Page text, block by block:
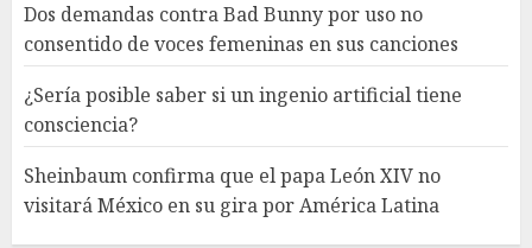
Dos demandas contra Bad Bunny por uso no
consentido de voces femeninas en sus canciones
¿Sería posible saber si un ingenio artificial tiene
consciencia?
Sheinbaum confirma que el papa León XIV no
visitará México en su gira por América Latina
5
Sheinbaum confirma que el
papa León XIV no visitará
México en su gira por América
Latina
Bacterias en el semen también